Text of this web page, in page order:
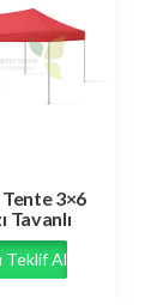
3×6
Tavanlı
Teklif Al